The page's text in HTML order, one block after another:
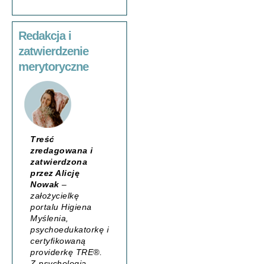
Redakcja i
zatwierdzenie
merytoryczne
Treść
zredagowana i
zatwierdzona
przez Alicję
Nowak –
założycielkę
portalu Higiena
Myślenia
psychoedukatorkę i
certyfikowaną
providerkę TRE®.